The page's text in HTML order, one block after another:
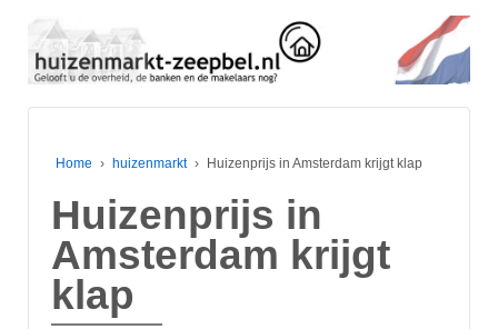
Home › huizenmarkt › Huizenprijs in Amsterdam krijgt klap
Huizenprijs in
Amsterdam krijgt
klap